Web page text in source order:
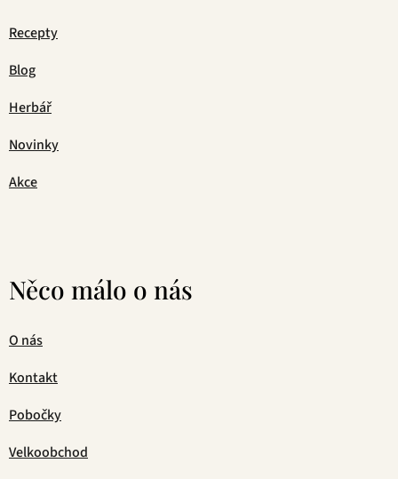
Recepty
Blog
Herbář
Novinky
Akce
Něco málo o nás
O nás
Kontakt
Pobočky
Velkoobchod